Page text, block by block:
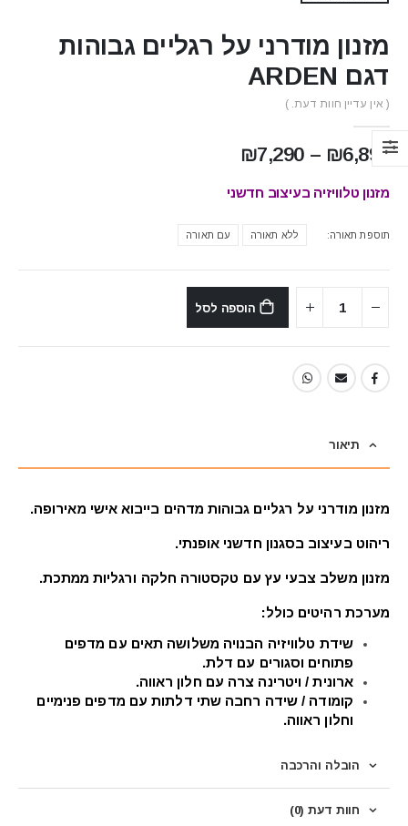
מזנון מודרני על רגליים גבוהות
דגם ARDEN
( אין עדיין חוות דעת. )
₪6,890
–
₪7,290
מזנון טלוויזיה בעיצוב חדשני
תוספת תאורה ללא תאורה עם תאורה
הוספה לסל
תיאור
מזנון מודרני על רגליים גבוהות מדהים בייבוא אישי מאירופה.
ריהוט בעיצוב בסגנון חדשני אופנתי.
מזנון משלב צבעי עץ עם טקסטורה חלקה ורגליות ממתכת.
מערכת רהיטים כולל:
שידת טלוויזיה הבנויה משלושה תאים עם מדפים
פתוחים וסגורים עם דלת.
ארונית / ויטרינה צרה עם חלון ראווה.
קומודה / שידה רחבה שתי דלתות עם מדפים פנימיים
וחלון ראווה.
הובלה והרכבה
חוות דעת (0)